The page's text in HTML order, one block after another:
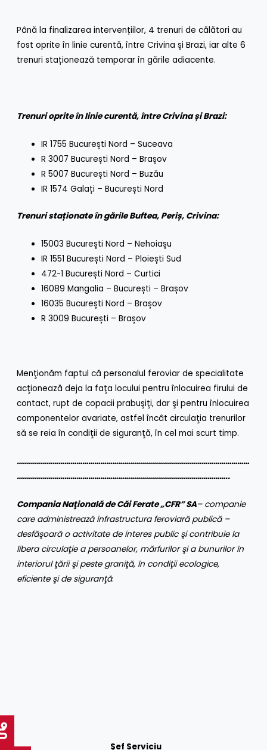
Până la finalizarea intervențiilor, 4 trenuri de călători au
fost oprite în linie curentă, între Crivina și Brazi, iar alte 6
trenuri staționează temporar în gările adiacente.
Trenuri oprite în linie curentă, între Crivina și Brazi:
IR 1755 București Nord – Suceava
R 3007 București Nord – Brașov
R 5007 București Nord – Buzău
IR 1574 Galați – București Nord
Trenuri staționate în gările Buftea, Periș, Crivina:
15003 București Nord – Nehoiașu
IR 1551 București Nord – Ploiești Sud
472-1 București Nord – Curtici
16089 Mangalia – București – Brașov
16035 București Nord – Brașov
R 3009 București – Brașov
Menţionăm faptul că personalul feroviar de specialitate
acţionează deja la faţa locului pentru înlocuirea firului de
contact, rupt de copacii prabuşiţi, dar şi pentru înlocuirea
componentelor avariate, astfel încât circulaţia trenurilor
să se reia în condiţii de siguranţă, în cel mai scurt timp.
………………………………………………………………………………………………………
……………………………………………………………………………………………..
Compania Naţională de Căi Ferate „CFR” SA– companie
care administrează infrastructura feroviară publică –
desfăşoară o activitate de interes public şi contribuie la
libera circulaţie a persoanelor, mărfurilor şi a bunurilor în
interiorul ţării şi peste graniţă, în condiţii ecologice,
eficiente şi de siguranţă.
Şef Serviciu